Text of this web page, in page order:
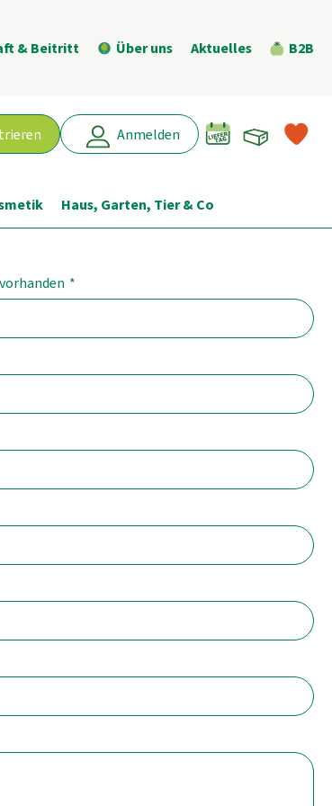
& Beitritt Über uns Aktuelles B2B
Anmelden
Haus, Garten, Tier & Co
*